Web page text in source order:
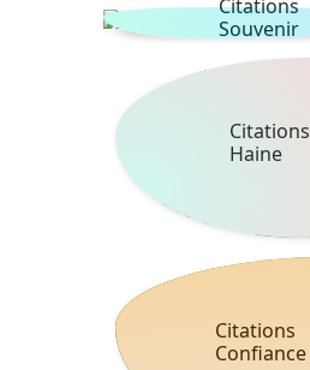
Citations
Souvenir
Citations
Haine
Citations
Confiance